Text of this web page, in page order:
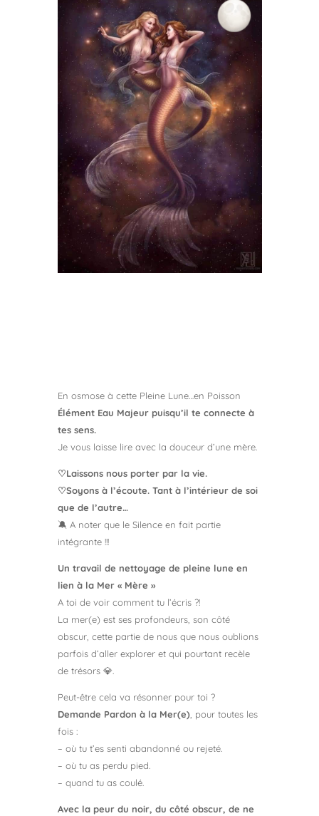
En osmose à cette Pleine Lune…en Poisson
Élément Eau Majeur puisqu’il te connecte à
tes sens.
Je vous laisse lire avec la douceur d’une mère.
♡Laissons nous porter par la vie.
♡Soyons à l’écoute. Tant à l’intérieur de soi
que de l’autre…
🔕 A noter que le Silence en fait partie
intégrante !!!
Un travail de nettoyage de pleine lune en
lien à la Mer « Mère »
A toi de voir comment tu l’écris ?!
La mer(e) est ses profondeurs, son côté
obscur, cette partie de nous que nous oublions
parfois d’aller explorer et qui pourtant recèle
de trésors 💎.
Peut-être cela va résonner pour toi ?
Demande Pardon à la Mer(e), pour toutes les
fois :
– où tu t’es senti abandonné ou rejeté.
– où tu as perdu pied.
– quand tu as coulé.
Avec la peur du noir, du côté obscur, de ne